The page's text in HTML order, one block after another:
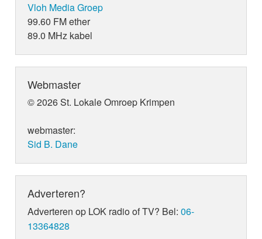
Vloh Media Groep
99.60 FM ether
89.0 MHz kabel
Webmaster
© 2026 St. Lokale Omroep Krimpen
webmaster:
Sid B. Dane
Adverteren?
Adverteren op LOK radio of TV? Bel:06-
13364828